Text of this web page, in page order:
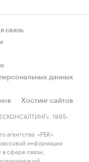
связь
данных
Хостинг сайтов
1995-
агентства «РБК»
информации
сфере связи,